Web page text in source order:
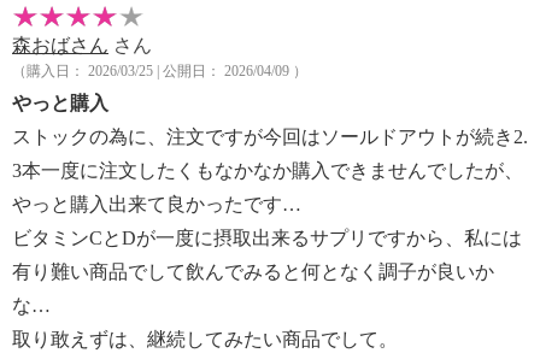
森おばさん さん
（購入日： 2026/03/25 | 公開日： 2026/04/09 ）
やっと購入
ストックの為に、注文ですが今回はソールドアウトが続き2.
3本一度に注文したくもなかなか購入できませんでしたが、
やっと購入出来て良かったです…
ビタミンCとDが一度に摂取出来るサプリですから、私には
有り難い商品でして飲んでみると何となく調子が良いか
な…
取り敢えずは、継続してみたい商品でして。